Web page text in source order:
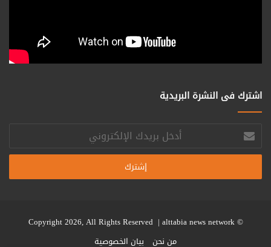
اشترك فى النشرة البريدية
أدخل
بريدك
الإلكتروني
© Copyright 2026, All Rights Reserved |
alttabia news network
من نحن
بيان الخصوصية